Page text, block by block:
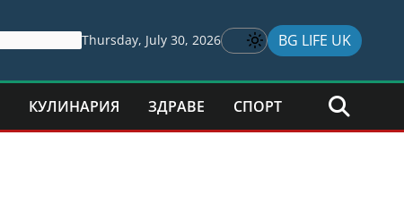
Thursday, July 30, 2026 BG LIFE UK
КУЛИНАРИЯ ЗДРАВЕ СПОРТ